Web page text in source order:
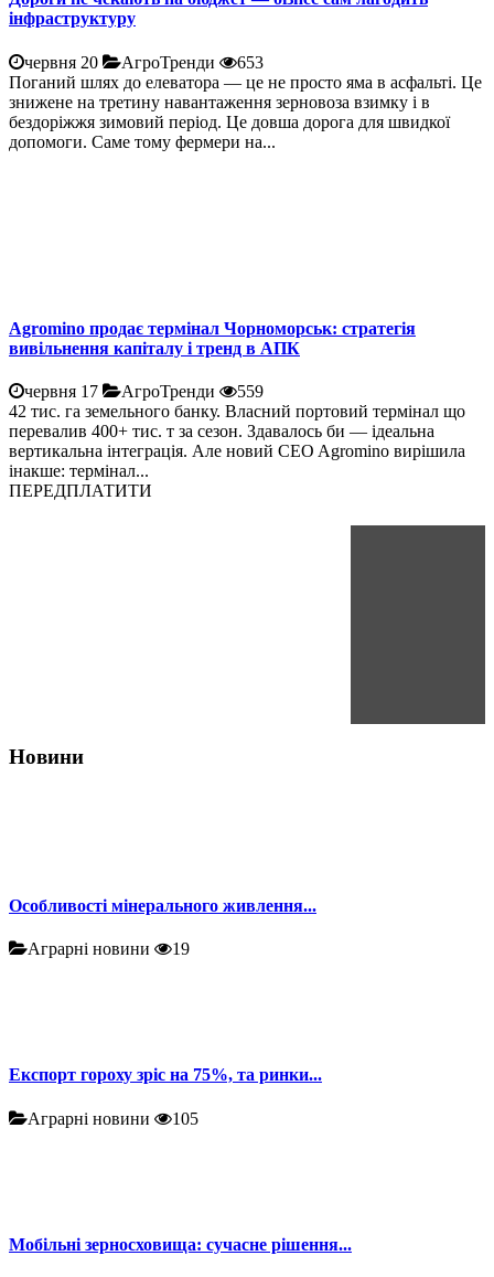
інфраструктуру
червня 20 АгроТренди
653
Поганий шлях до елеватора — це не просто яма в асфальті. Це
знижене на третину навантаження зерновоза взимку і в
бездоріжжя зимовий період. Це довша дорога для швидкої
допомоги. Саме тому фермери на...
Agromino продає термінал Чорноморськ: стратегія
вивільнення капіталу і тренд в АПК
червня 17 АгроТренди
559
42 тис. га земельного банку. Власний портовий термінал що
перевалив 400+ тис. т за сезон. Здавалось би — ідеальна
вертикальна інтеграція. Але новий CEO Agromino вирішила
інакше: термінал...
ПЕРЕДПЛАТИТИ
Новини
Особливості мінерального живлення...
Аграрні новини 19
Експорт гороху зріс на 75%, та ринки...
Аграрні новини 105
Мобільні зерносховища: сучасне рішення...